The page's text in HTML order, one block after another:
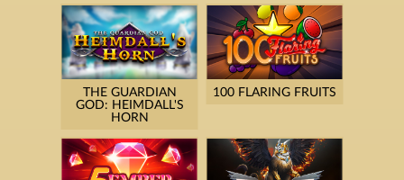
THE GUARDIAN
GOD: HEIMDALL'S
HORN
100 FLARING FRUITS